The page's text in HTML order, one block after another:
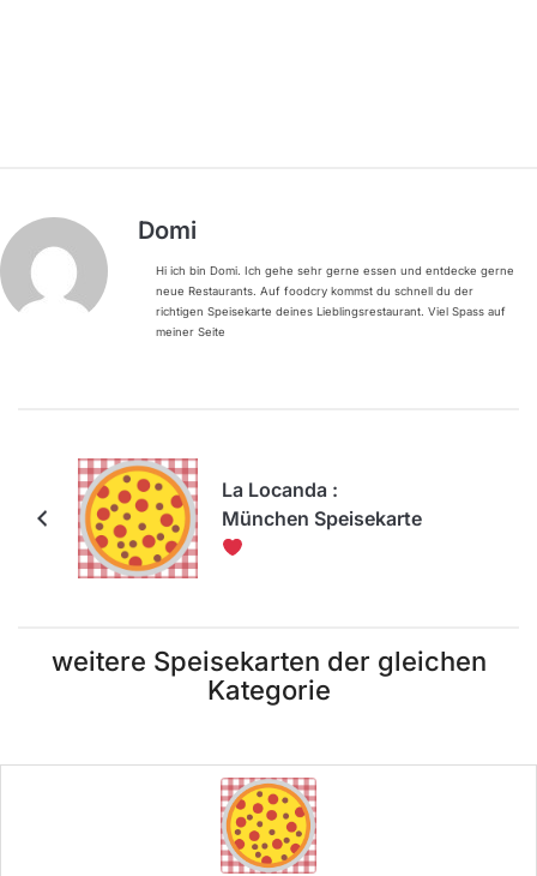
Domi
Hi ich bin Domi. Ich gehe sehr gerne essen und entdecke gerne
neue Restaurants. Auf foodcry kommst du schnell du der
richtigen Speisekarte deines Lieblingsrestaurant. Viel Spass auf
meiner Seite
La Locanda :
München Speisekarte
weitere Speisekarten der gleichen
Kategorie